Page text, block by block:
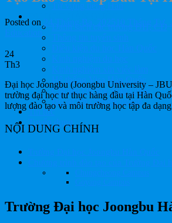
Từ vựng tiếng Hàn
Hệ thống Visa Hàn Quốc
Chi phí Du học Hàn Quốc
Hồ sơ lên chuyên ngành
Tin tức
Posted on
24
Th3
Đại học Joongbu (Joongbu University –
trường đại học tư thục hàng đầu tại Hàn
lượng đào tạo và môi trường học tập đa
NỘI DUNG CHÍNH
Trường Đại học Joongbu